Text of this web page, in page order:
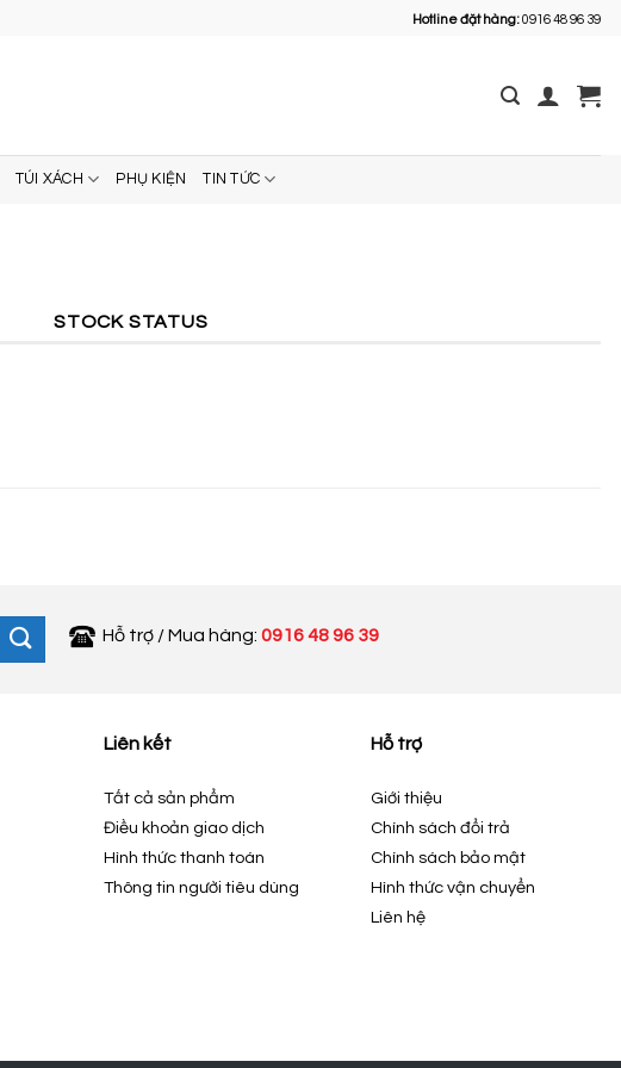
Hotline đặt hàng:0916 48 96 39
TÚI XÁCH PHỤ KIỆN TIN TỨC
STOCK STATUS
Hỗ trợ / Mua hàng: 0916 48 96 39
Liên kết
Tất cả sản phẩm
Điều khoản giao dịch
Hình thức thanh toán
Thông tin người tiêu dùng
Hỗ trợ
Giới thiệu
Chính sách đổi trả
Chính sách bảo mật
Hình thức vận chuyển
Liên hệ